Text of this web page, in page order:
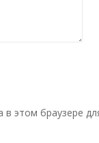
в этом браузере